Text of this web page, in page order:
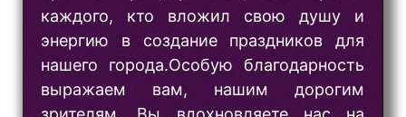
каждого, кто вложил свою душу и
энергию в создание праздников для
нашего города.Особую благодарность
выражаем вам, нашим дорогим